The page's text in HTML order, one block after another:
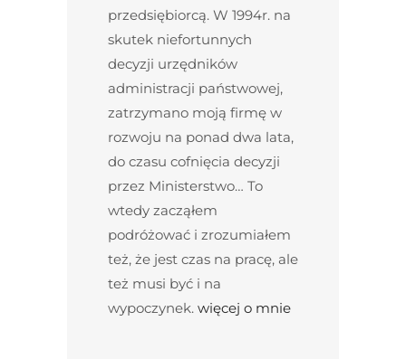
przedsiębiorcą. W 1994r. na
skutek niefortunnych
decyzji urzędników
administracji państwowej,
zatrzymano moją firmę w
rozwoju na ponad dwa lata,
do czasu cofnięcia decyzji
przez Ministerstwo… To
wtedy zacząłem
podróżować i zrozumiałem
też, że jest czas na pracę, ale
też musi być i na
wypoczynek. więcej o mnie